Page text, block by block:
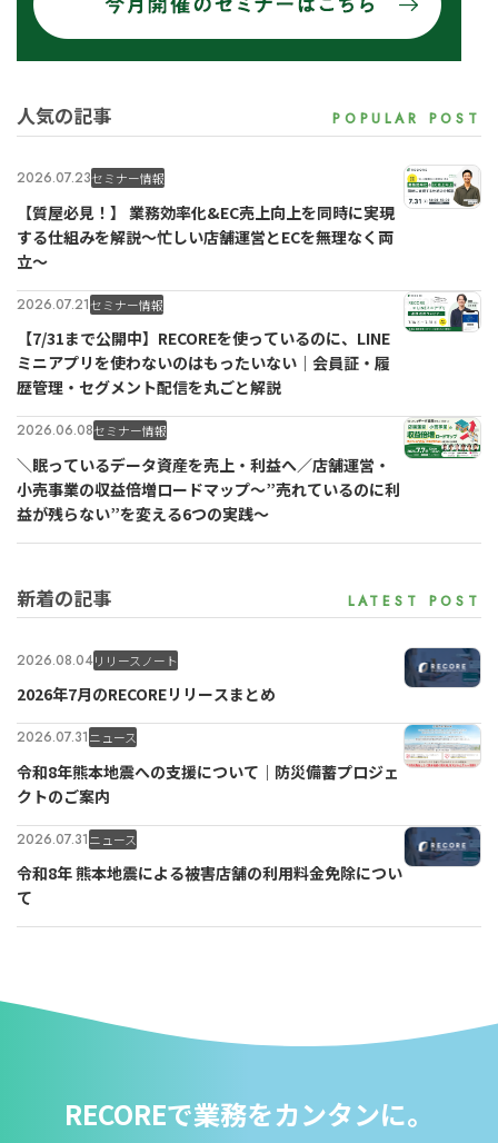
人気の記事
2026.07.23セミナー情報
【質屋必見！】 業務効率化&EC売上向上を同時に実現
する仕組みを解説〜忙しい店舗運営とECを無理なく両
立〜
2026.07.21セミナー情報
【7/31まで公開中】RECOREを使っているのに、LINE
ミニアプリを使わないのはもったいない｜会員証・履
歴管理・セグメント配信を丸ごと解説
2026.06.08セミナー情報
＼眠っているデータ資産を売上・利益へ／店舗運営・
小売事業の収益倍増ロードマップ～”売れているのに利
益が残らない”を変える6つの実践～
新着の記事
2026.08.04リリースノート
2026年7月のRECOREリリースまとめ
2026.07.31ニュース
令和8年熊本地震への支援について｜防災備蓄プロジェ
クトのご案内
2026.07.31ニュース
令和8年 熊本地震による被害店舗の利用料金免除につい
て
RECOREで業務をカンタンに。
forRetail小売業の方向けサービス
forReuse中古買取業者向けサービス
資料ダウンロードの一覧へ
forRetail小売業の方向けサービス
forReuse中古買取業者向けサービス
お問い合わせフォームへ